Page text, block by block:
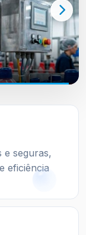
e seguras,
eficiência